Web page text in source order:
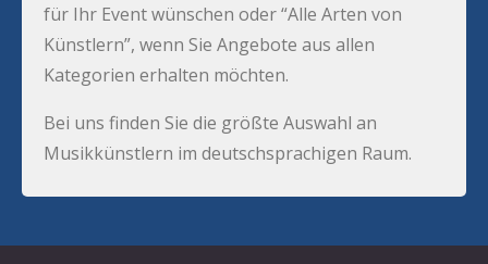
für Ihr Event wünschen oder “Alle Arten von
Künstlern”, wenn Sie Angebote aus allen
Kategorien erhalten möchten.
Bei uns finden Sie die größte Auswahl an
Musikkünstlern im deutschsprachigen Raum.